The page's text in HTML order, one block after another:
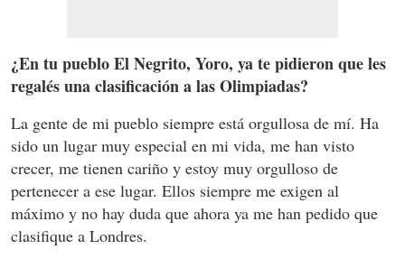
¿En tu pueblo El Negrito, Yoro, ya te pidieron que les
regalés una clasificación a las Olimpiadas?
La gente de mi pueblo siempre está orgullosa de mí. Ha
sido un lugar muy especial en mi vida, me han visto
crecer, me tienen cariño y estoy muy orgulloso de
pertenecer a ese lugar. Ellos siempre me exigen al
máximo y no hay duda que ahora ya me han pedido que
clasifique a Londres.